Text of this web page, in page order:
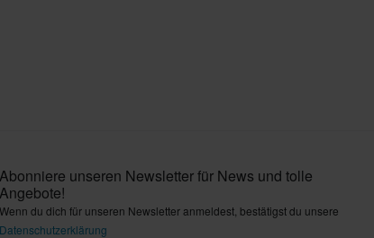
Abonniere unseren Newsletter für News und tolle
Angebote!
Wenn du dich für unseren Newsletter anmeldest, bestätigst du unsere
Datenschutzerklärung